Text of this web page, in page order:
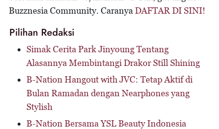
Buzznesia Community. Caranya DAFTAR DI SINI!
Pilihan Redaksi
Simak Cerita Park Jinyoung Tentang
Alasannya Membintangi Drakor Still Shining
B-Nation Hangout with JVC: Tetap Aktif di
Bulan Ramadan dengan Nearphones yang
Stylish
B-Nation Bersama YSL Beauty Indonesia